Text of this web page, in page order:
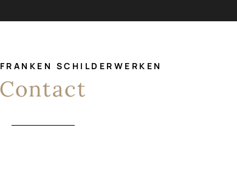
SCHILDERWERKEN
Contact